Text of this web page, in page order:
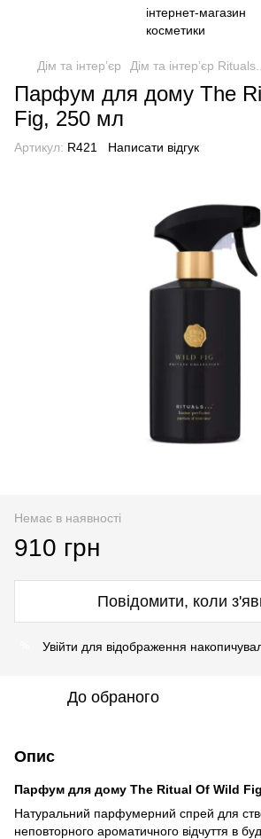
Дім та інтерʼєр Дім та інтерʼєр Rituals...
Парфум для дому The
Fig, 250 мл
Артикул: R421 Написати відгук
Немає в наявності
910 грн
Повідомити, коли
Увійти для відображення
До обраного
Опис
Парфум для дому The Ritual Of Wild
Натуральний парфумерний спрей для
неповторного ароматичного відчуття в